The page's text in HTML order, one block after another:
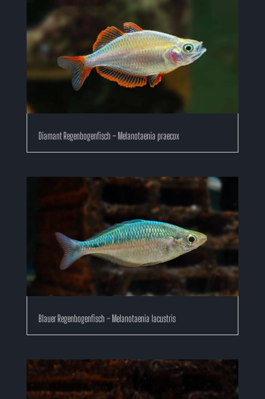
Diamant Regenbogenfisch – Melanotaenia praecox
Blauer Regenbogenfisch – Melanotaenia lacustris